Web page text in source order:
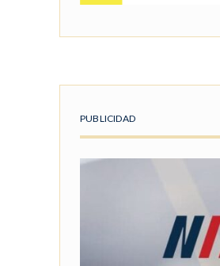
PUBLICIDAD